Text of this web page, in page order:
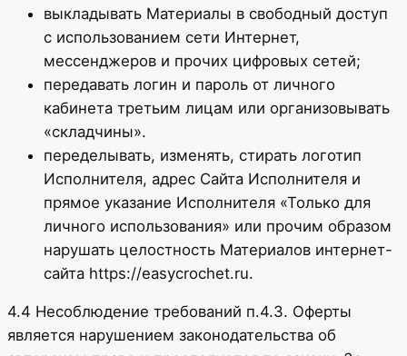
выкладывать Материалы в свободный доступ
с использованием сети Интернет,
мессенджеров и прочих цифровых сетей;
передавать логин и пароль от личного
кабинета третьим лицам или организовывать
«складчины».
переделывать, изменять, стирать логотип
Исполнителя, адрес Сайта Исполнителя и
прямое указание Исполнителя «Только для
личного использования» или прочим образом
нарушать целостность Материалов интернет-
сайта https://easycrochet.ru.
4.4 Несоблюдение требований п.4.3. Оферты
является нарушением законодательства об